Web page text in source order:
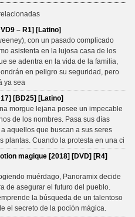
– R1] [Latino]
con un pasado complicado
asistenta en la lujosa casa de los
se adentra en la vida de la familia,
en peligro su seguridad, pero
ya sea
[BD25] [Latino]
morgue lejana posee un impecable
de los nombres. Pasa sus días
aquellos que buscan a sus seres
plantas. Cuando la protesta en una ci
magique [2018] [DVD] [R4]
muérdago, Panoramix decide
de asegurar el futuro del pueblo.
la búsqueda de un talentoso
el secreto de la poción mágica.